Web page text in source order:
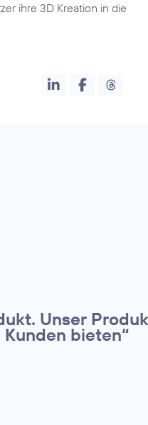
ihre 3D Kreation in die
Unser
bieten“